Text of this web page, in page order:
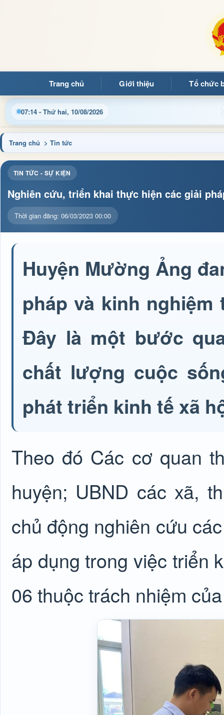
Trang chủ Giới thiệu Tổ chức
07:14 - Thứ hai, 10/08/2026
nhật thông tin điều hành, thủ tục hành chính và tin tức địa
Trang chủ > Tin tức
TIN TỨC - SỰ KIỆN
Nghiên cứu, triển khai thực hiện các giải
Thời gian đăng: 06/03/2023 00:00
Huyện Mường Ảng
pháp và kinh
Đây là một bước
chất lượng cuộc
phát triển kinh tế xã
Theo đó Các cơ quan
huyện; UBND các xã,
chủ động nghiên cứu
áp dụng trong việc triển
06 thuộc trách nhiệm